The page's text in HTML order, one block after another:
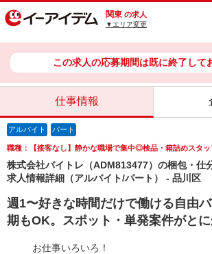
関東 の求人
▼エリア変更
この求人の応募期間は既に終了して
仕事情報
アルバイト パート
職種：【接客なし】静かな職場で集中◎検品・箱詰めスタッ
株式会社バイトレ（ADM813477）の梱包・仕
求人情報詳細（アルバイト/パート） - 品川区
週1〜好きな時間だけで働ける自由
期もOK。スポット・単発案件がとに
お仕事いろいろ！